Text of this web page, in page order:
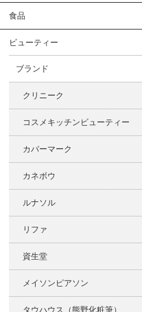
食品
ビューティー
ブランド
クリニーク
コスメキッチンビューティー
カバーマーク
カネボウ
ルナソル
リファ
資生堂
メイソンピアソン